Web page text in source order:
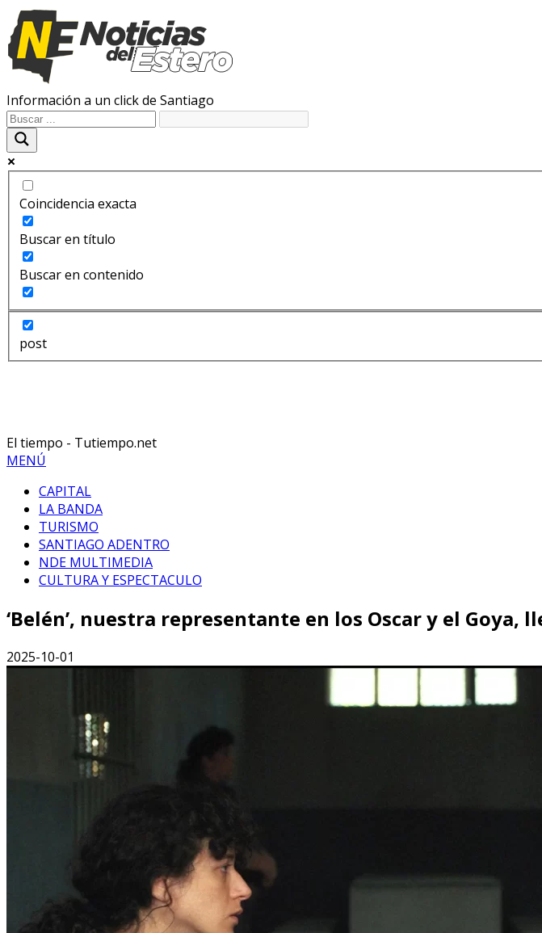
Información a un click de Santiago
Coincidencia exacta
Buscar en título
Buscar en contenido
post
El tiempo - Tutiempo.net
MENÚ
CAPITAL
LA BANDA
TURISMO
SANTIAGO ADENTRO
NDE MULTIMEDIA
CULTURA Y ESPECTACULO
‘Belén’, nuestra representante en los Oscar y el Goya,
2025-10-01